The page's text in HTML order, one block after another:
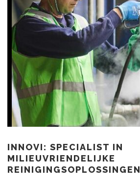
INNOVI: SPECIALIST IN
MILIEUVRIENDELIJKE
REINIGINGSOPLOSSINGEN